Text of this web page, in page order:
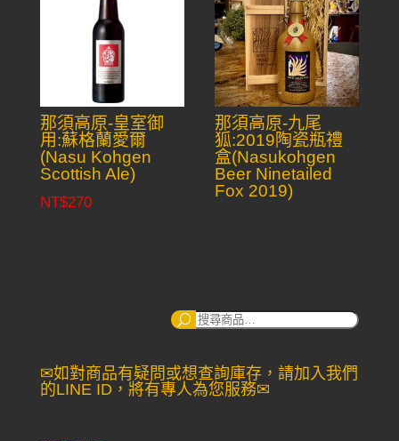
那須高原-皇室御
用:蘇格蘭愛爾
(Nasu Kohgen
Scottish Ale)
NT$270
那須高原-九尾
狐:2019陶瓷瓶禮
盒(Nasukohgen
Beer Ninetailed
Fox 2019)
搜
✉如對商品有疑問或想查詢庫存，請加入我們
的LINE ID，將有專人為您服務✉